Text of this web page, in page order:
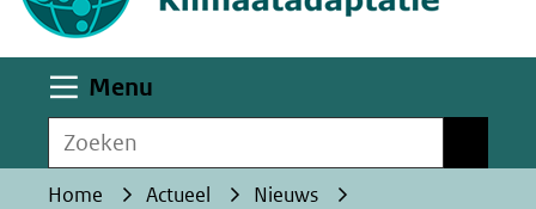
website
worden
toegestaan
geweigerd.
Menu
Zoeken
Home Actueel
Nieuws